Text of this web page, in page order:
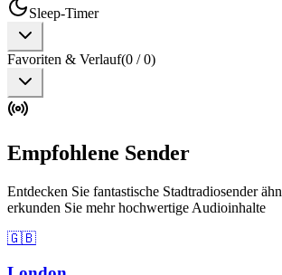
Sleep-Timer
Favoriten & Verlauf(0 /0)
Empfohlene Sender
Entdecken Sie fantastische Stadtradiosender
erkunden Sie mehr hochwertige Audioinhalte
🇬🇧